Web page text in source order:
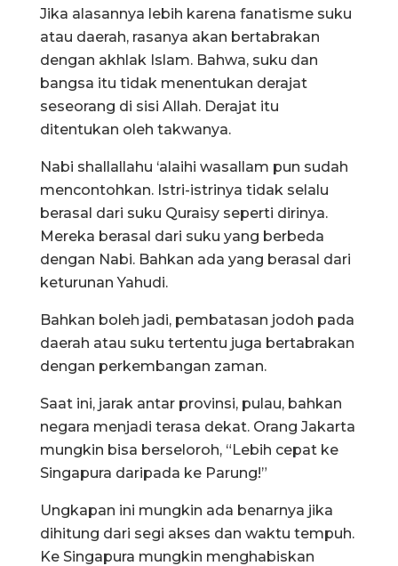
Jika alasannya lebih karena fanatisme suku
atau daerah, rasanya akan bertabrakan
dengan akhlak Islam. Bahwa, suku dan
bangsa itu tidak menentukan derajat
seseorang di sisi Allah. Derajat itu
ditentukan oleh takwanya.
Nabi shallallahu ‘alaihi wasallam pun sudah
mencontohkan. Istri-istrinya tidak selalu
berasal dari suku Quraisy seperti dirinya.
Mereka berasal dari suku yang berbeda
dengan Nabi. Bahkan ada yang berasal dari
keturunan Yahudi.
Bahkan boleh jadi, pembatasan jodoh pada
daerah atau suku tertentu juga bertabrakan
dengan perkembangan zaman.
Saat ini, jarak antar provinsi, pulau, bahkan
negara menjadi terasa dekat. Orang Jakarta
mungkin bisa berseloroh, “Lebih cepat ke
Singapura daripada ke Parung!”
Ungkapan ini mungkin ada benarnya jika
dihitung dari segi akses dan waktu tempuh.
Ke Singapura mungkin menghabiskan